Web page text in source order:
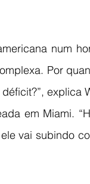
num
Por
explica
em Miami.
vai subindo